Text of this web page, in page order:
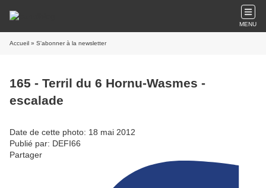
MENU
Accueil » S'abonner à la newsletter
165 - Terril du 6 Hornu-Wasmes -
escalade
Date de cette photo: 18 mai 2012
Publié par: DEFI66
Partager